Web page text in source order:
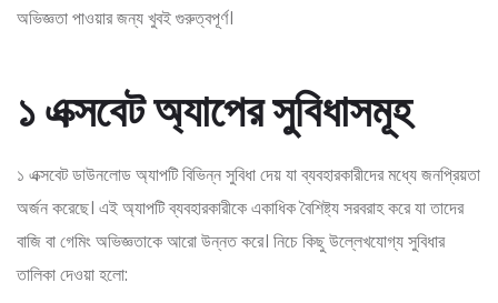
অভিজ্ঞতা পাওয়ার জন্য খুবই গুরুত্বপূর্ণ।
১ এক্সবেট অ্যাপের সুবিধাসমূহ
১ এক্সবেট ডাউনলোড অ্যাপটি বিভিন্ন সুবিধা দেয় যা ব্যবহারকারীদের মধ্যে জনপ্রিয়তা
অর্জন করেছে। এই অ্যাপটি ব্যবহারকারীকে একাধিক বৈশিষ্ট্য সরবরাহ করে যা তাদের
বাজি বা গেমিং অভিজ্ঞতাকে আরো উন্নত করে। নিচে কিছু উল্লেখযোগ্য সুবিধার
তালিকা দেওয়া হলো: